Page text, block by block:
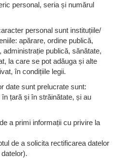
personal, seria și numărul
personal sunt instituțiile/
apărare, ordine publică,
publică, sănătate,
la care se pot adăuga și alte
în condițiile legii.
date sunt prelucrate sunt:
țară și în străinătate, și au
a primi informații cu privire la
de a solicita rectificarea datelor